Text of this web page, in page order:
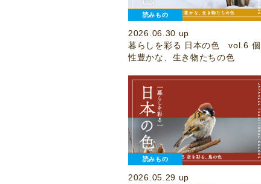
読みもの
2026.06.30 up
暮らしを彩る 日本の色 vol.6 個
性豊かな、生き物たちの色
読みもの
2026.05.29 up